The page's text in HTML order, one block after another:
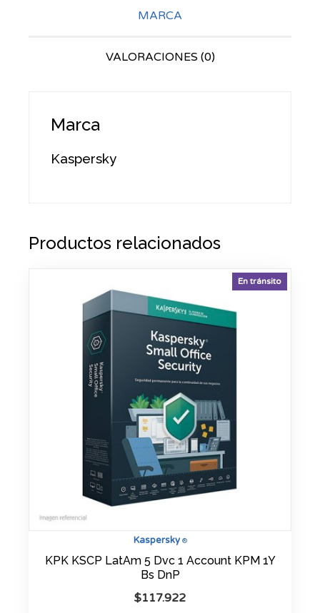
MARCA
VALORACIONES (0)
Marca
Kaspersky
Productos relacionados
Kaspersky®
En tránsito
KPK KSCP LatAm 5 Dvc 1 Account KPM 1Y
Bs DnP
$117.922